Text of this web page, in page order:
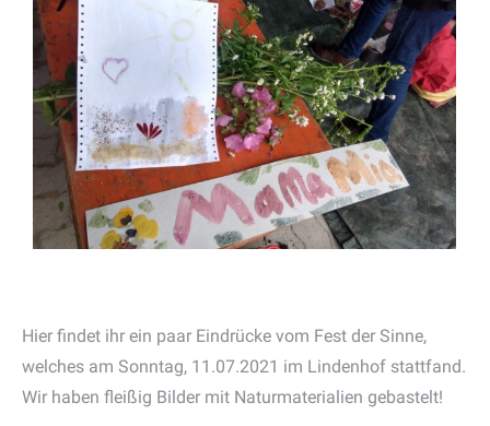
Hier findet ihr ein paar Eindrücke vom Fest der Sinne,
welches am Sonntag, 11.07.2021 im Lindenhof stattfand.
Wir haben fleißig Bilder mit Naturmaterialien gebastelt!